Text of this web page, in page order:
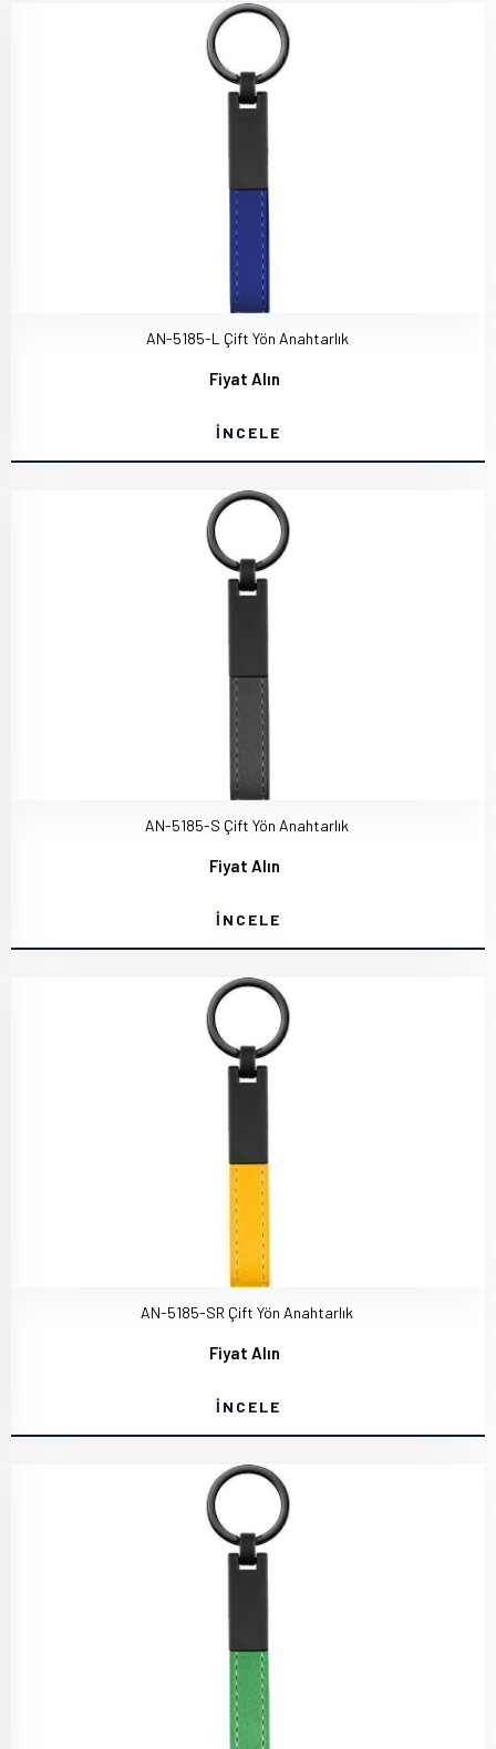
AN-5185-L Çift Yön Anahtarlık
Fiyat Alın
İNCELE
AN-5185-S Çift Yön Anahtarlık
Fiyat Alın
İNCELE
AN-5185-SR Çift Yön Anahtarlık
Fiyat Alın
İNCELE